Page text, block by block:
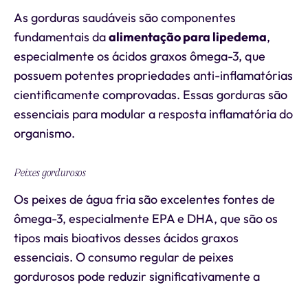
As gorduras saudáveis são componentes
fundamentais daalimentação para lipedema,
especialmente os ácidos graxos ômega-3, que
possuem potentes propriedades anti-inflamatórias
cientificamente comprovadas. Essas gorduras são
essenciais para modular a resposta inflamatória do
organismo.
Peixes gordurosos
Os peixes de água fria são excelentes fontes de
ômega-3, especialmente EPA e DHA, que são os
tipos mais bioativos desses ácidos graxos
essenciais. O consumo regular de peixes
gordurosos pode reduzir significativamente a